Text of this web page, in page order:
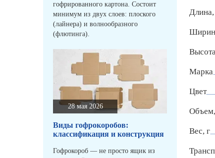
гофрированного картона. Состоит
минимум из двух слоев: плоского
(лайнера) и волнообразного
(флютинга).
28 мая 2026
Виды гофрокоробов:
классификация и конструкция
Гофрокороб — не просто ящик из
Марка
Цвет
Вес, г